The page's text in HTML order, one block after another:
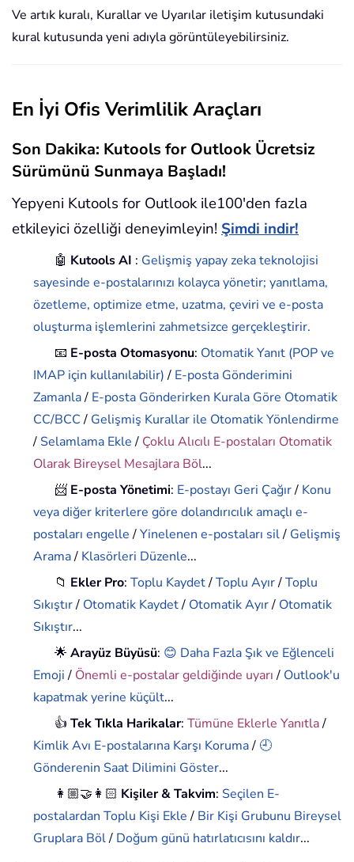
Ve artık kuralı, Kurallar ve Uyarılar iletişim kutusundaki
kural kutusunda yeni adıyla görüntüleyebilirsiniz.
En İyi Ofis Verimlilik Araçları
Son Dakika: Kutools for Outlook Ücretsiz
Sürümünü Sunmaya Başladı!
Yepyeni Kutools for Outlook ile100'den fazla
etkileyici özelliği deneyimleyin! Şimdi indir!
🤖 Kutools AI : Gelişmiş yapay zeka teknolojisi
sayesinde e-postalarınızı kolayca yönetir; yanıtlama,
özetleme, optimize etme, uzatma, çeviri ve e-posta
oluşturma işlemlerini zahmetsizce gerçekleştirir.
📧 E-posta Otomasyonu: Otomatik Yanıt (POP ve
IMAP için kullanılabilir)/ E-posta Gönderimini
Zamanla/ E-posta Gönderirken Kurala Göre Otomatik
CC/BCC/ Gelişmiş Kurallar ile Otomatik Yönlendirme
/ Selamlama Ekle/ Çoklu Alıcılı E-postaları Otomatik
Olarak Bireysel Mesajlara Böl...
📨 E-posta Yönetimi: E-postayı Geri Çağır/ Konu
veya diğer kriterlere göre dolandırıcılık amaçlı e-
postaları engelle/Yinelenen e-postaları sil/ Gelişmiş
Arama/ Klasörleri Düzenle...
📁 Ekler Pro:Toplu Kaydet/Toplu Ayır/Toplu
Sıkıştır/ Otomatik Kaydet/ Otomatik Ayır/ Otomatik
Sıkıştır...
🌟Arayüz Büyüsü: 😊 Daha Fazla Şık ve Eğlenceli
Emoji/ Önemli e-postalar geldiğinde uyarı/ Outlook'u
kapatmak yerine küçült...
👍Tek Tıkla Harikalar:Tümüne Eklerle Yanıtla/
Kimlik Avı E-postalarına Karşı Koruma/ 🕘
Gönderenin Saat Dilimini Göster...
👩🏼‍🤝‍👩🏻 Kişiler & Takvim: Seçilen E-
postalardan Toplu Kişi Ekle/ Bir Kişi Grubunu Bireysel
Gruplara Böl/ Doğum günü hatırlatıcısını kaldır...